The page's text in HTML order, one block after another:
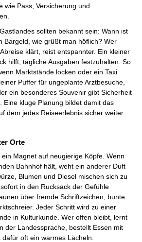
wie Pass, Versicherung und
sollten bekannt sein: Wann ist
Bargeld, wie grüßt man höflich? Wer
klärt, reist entspannter. Ein kleiner
hilft, tägliche Ausgaben festzuhalten. So
Marktstände locken oder ein Taxi
Puffer für ungeplante Arztbesuche,
ein besonderes Souvenir gibt Sicherheit
Eine kluge Planung bildet damit das
dem jedes Reiseerlebnis sicher weiter
Orte
Magnet auf neugierige Köpfe. Wenn
Bahnhof hält, weht ein anderer Duft
Blumen und Diesel mischen sich zu
in den Rucksack der Gefühle
über fremde Schriftzeichen, bunte
Jeder Schritt wird zu einer
in Kulturkunde. Wer offen bleibt, lernt
der Landessprache, bestellt Essen mit
oft ein warmes Lächeln.